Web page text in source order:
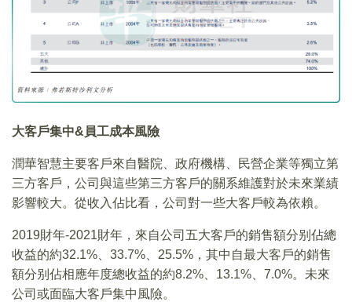
大客戶集中&員工成本風險
潤華智慧主要客戶來自醫院、政府機構、民營企業等獨立第
三方客戶，公司與這些第三方客戶的關系維護對於未來業績
影響較大。從收入佔比看，公司對一些大客戶較為依賴。
2019財年-2021財年，來自公司五大客戶的銷售額分别佔總
收益的約32.1%、33.7%、25.5%，其中自最大客戶的銷售
額分别佔相應年度總收益的約8.2%、13.1%、7.0%。未來
公司或面臨大客戶集中風險。